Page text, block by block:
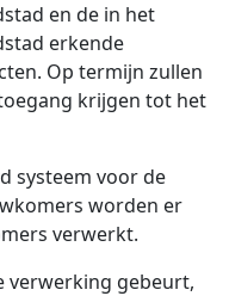
en de in het
erkende
Op termijn zullen
krijgen tot het
systeem voor de
worden er
verwerkt.
verwerking gebeurt,